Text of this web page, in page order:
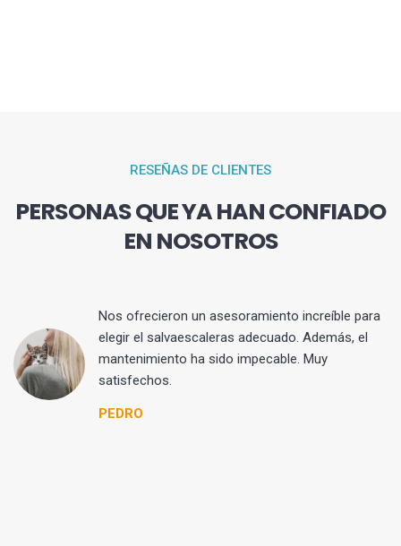
RESEÑAS DE CLIENTES
PERSONAS QUE YA HAN CONFIADO
EN NOSOTROS
Nos ofrecieron un asesoramiento increíble para
elegir el salvaescaleras adecuado. Además, el
mantenimiento ha sido impecable. Muy
satisfechos.
PEDRO